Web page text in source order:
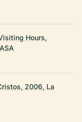
Hours,
2006, La